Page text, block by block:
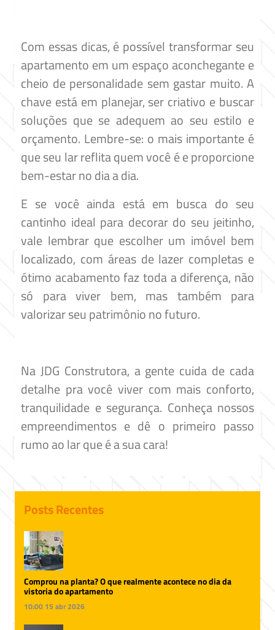
Com essas dicas, é possível transformar seu
apartamento em um espaço aconchegante e
cheio de personalidade sem gastar muito. A
chave está em planejar, ser criativo e buscar
soluções que se adequem ao seu estilo e
orçamento. Lembre-se: o mais importante é
que seu lar reflita quem você é e proporcione
bem-estar no dia a dia.
E se você ainda está em busca do seu
cantinho ideal para decorar do seu jeitinho,
vale lembrar que escolher um imóvel bem
localizado, com áreas de lazer completas e
ótimo acabamento faz toda a diferença, não
só para viver bem, mas também para
valorizar seu patrimônio no futuro.
Na JDG Construtora, a gente cuida de cada
detalhe pra você viver com mais conforto,
tranquilidade e segurança. Conheça nossos
empreendimentos e dê o primeiro passo
rumo ao lar que é a sua cara!
Posts Recentes
Comprou na planta? O que realmente acontece no dia da
vistoria do apartamento
10:00 15 abr 2026